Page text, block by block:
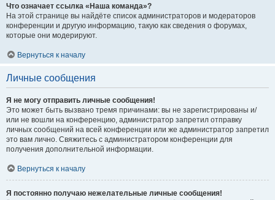
Что означает ссылка «Наша команда»?
На этой странице вы найдёте список администраторов и модераторов
конференции и другую информацию, такую как сведения о форумах,
которые они модерируют.
Вернуться к началу
Личные сообщения
Я не могу отправить личные сообщения!
Это может быть вызвано тремя причинами: вы не зарегистрированы и/
или не вошли на конференцию, администратор запретил отправку
личных сообщений на всей конференции или же администратор запретил
это вам лично. Свяжитесь с администратором конференции для
получения дополнительной информации.
Вернуться к началу
Я постоянно получаю нежелательные личные сообщения!